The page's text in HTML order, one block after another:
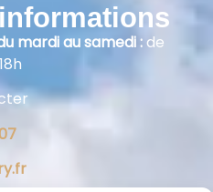
mardi au samedi : de